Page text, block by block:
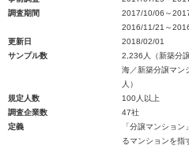
調査期間
2017/10/06～
2016/11/21～
更新日
2018/02/01
サンプル数
2,236人（新築分
海／新築分譲マン
人）
規定人数
100人以上
調査企業数
47社
定義
「分譲マンショ
るマンションを指